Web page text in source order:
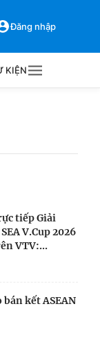
Đăng nhập
KIỆN
tiếp Giải
V.Cup 2026
VTV:...
kết ASEAN